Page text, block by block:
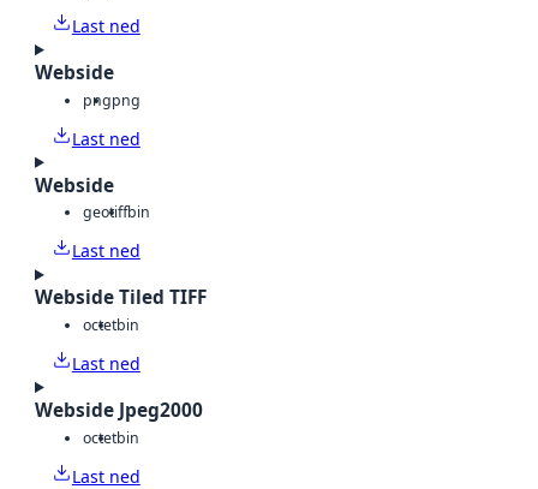
Last ned
Webside
pngpng
Last ned
Webside
geotiffbin
Last ned
Webside Tiled TIFF
octetbin
Last ned
Webside Jpeg2000
octetbin
Last ned